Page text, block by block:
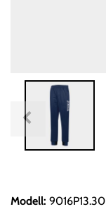
Modell: 9016P13.30